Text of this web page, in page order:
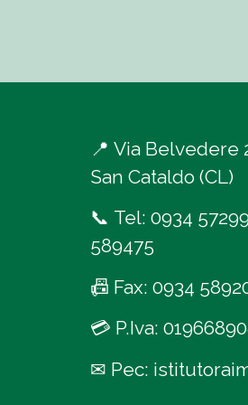
📍 Via Belvedere
San Cataldo (CL)
📞 Tel: 0934
589475
📠 Fax: 0934
💳 P.Iva:
✉ Pec: